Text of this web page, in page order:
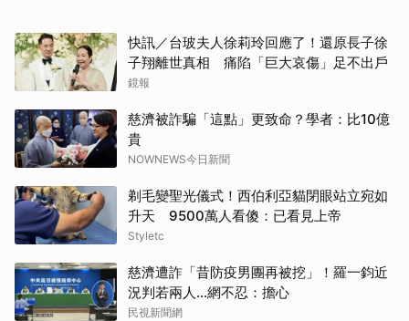
快訊／台玻夫人徐莉玲回應了！還原長子徐
子翔離世真相 痛陷「巨大哀傷」足不出戶
鏡報
慈濟被詐騙「這點」更致命？學者：比10億
貴
NOWNEWS今日新聞
剃毛變聖光儀式！西伯利亞貓閉眼站立宛如
升天 9500萬人看傻：已看見上帝
Styletc
慈濟遭詐「昔防疫男團再被挖」！羅一鈞近
況判若兩人…網不忍：擔心
民視新聞網